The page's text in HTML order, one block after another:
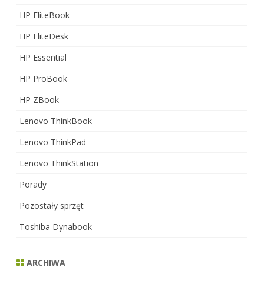
HP EliteBook
HP EliteDesk
HP Essential
HP ProBook
HP ZBook
Lenovo ThinkBook
Lenovo ThinkPad
Lenovo ThinkStation
Porady
Pozostały sprzęt
Toshiba Dynabook
ARCHIWA